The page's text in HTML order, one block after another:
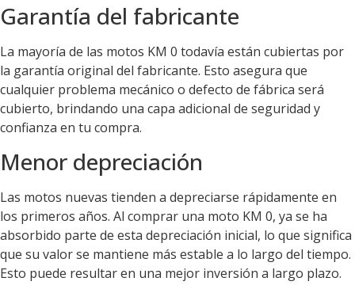
Garantía del fabricante
La mayoría de las motos KM 0 todavía están cubiertas por
la garantía original del fabricante. Esto asegura que
cualquier problema mecánico o defecto de fábrica será
cubierto, brindando una capa adicional de seguridad y
confianza en tu compra.
Menor depreciación
Las motos nuevas tienden a depreciarse rápidamente en
los primeros años. Al comprar una moto KM 0, ya se ha
absorbido parte de esta depreciación inicial, lo que significa
que su valor se mantiene más estable a lo largo del tiempo.
Esto puede resultar en una mejor inversión a largo plazo.